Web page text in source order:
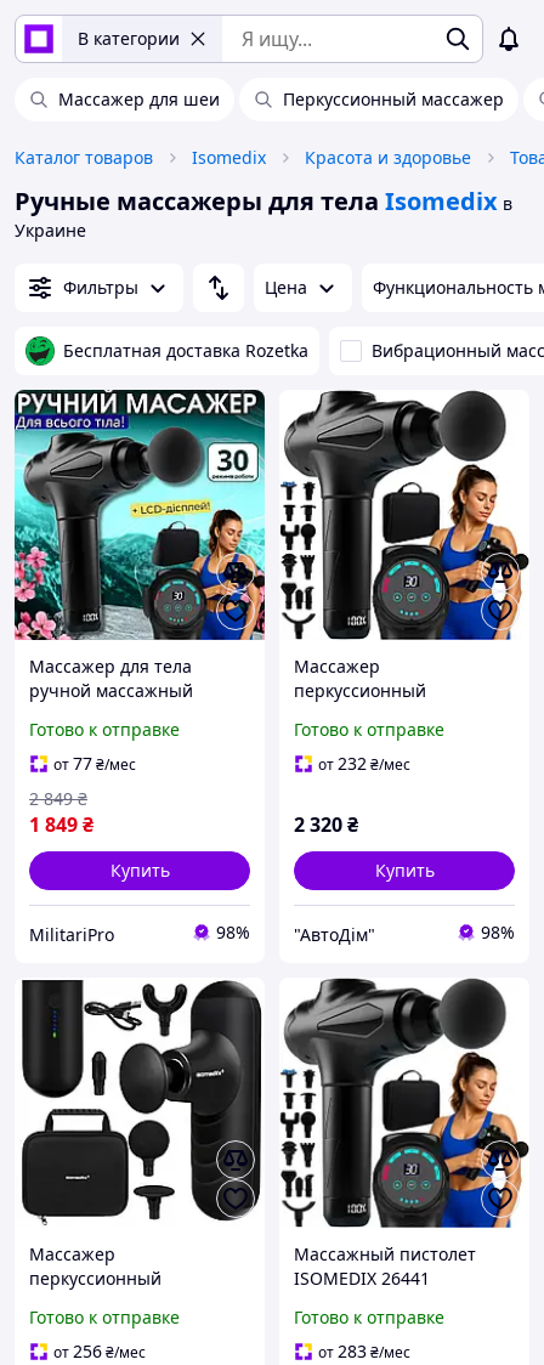
В категории
Массажер для шеи Перкуссионный массажер
Каталог товаров Isomedix Красота и здоровье
Ручные массажеры для тела Isomedix в
Украине
Фильтры Цена Функциональность
Бесплатная доставка Rozetka Вибрационный
Массажер для тела
ручной массажный
Вибрационный ударный
для мышц спины тканей
профессиональный
портативный
Готово к отправке
от77₴/мес
1 849₴
2 849 ₴
Купить
MilitariPro 98%
Массажер
перкуссионный
аккумуляторный 12
насадок 30 уровней
Готово к отправке
от232₴/мес
2 320₴
Купить
"АвтоДім" 98%
Массажер
перкуссионный
Gun аккумуляторный 4
насадки 5 режимов +
Готово к отправке
от256₴/мес
Массажный пистолет
ISOMEDIX 26441
Готово к отправке
от283₴/мес